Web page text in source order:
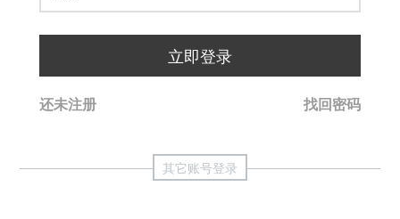
还未注册 找回密码
其它账号登录